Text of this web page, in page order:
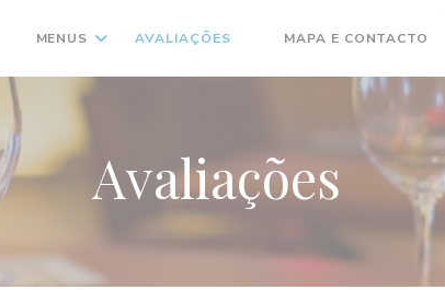
MENUS AVALIAÇÕES MAPA E CONTACTO
Avaliações